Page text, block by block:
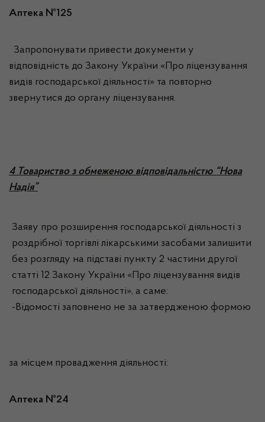
Аптека №125
Запропонувати привести документи у
відповідність до Закону України «Про ліцензування
видів господарської діяльності» та повторно
звернутися до органу ліцензування.
4 Товариство з обмеженою відповідальністю “Нова
Надія”
Заяву про розширення господарської діяльності з
роздрібної торгівлі лікарськими засобами залишити
без розгляду на підставі пункту 2 частини другої
статті 12 Закону України «Про ліцензування видів
господарської діяльності», а саме:
-Відомості заповнено не за затвердженою формою
за місцем провадження діяльності:
Аптека №24